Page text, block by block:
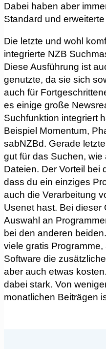
Dabei haben aber
Standard und
Die letzte und wohl komfortabelste Variante, ist die
integrierte NZB
Diese Ausführung ist
genutzte, da sie sich
auch für
es einige große
Suchfunktion integriert
Beispiel Momentum,
sabNZBd. Gerade
gut für das Suchen,
Dateien. Der Vorteil bei
dass du ein einziges
auch die Verarbeitung
Usenet hast. Bei dieser
Auswahl an
bei den anderen
viele gratis
Software die
aber auch etwas
dabei stark. Von
monatlichen Beiträgen